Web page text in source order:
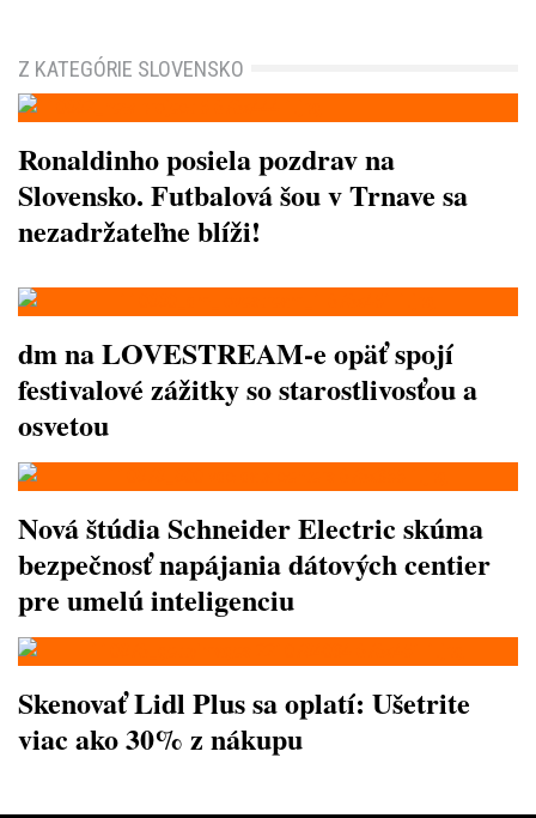
Z KATEGÓRIE SLOVENSKO
Ronaldinho posiela pozdrav na
Slovensko. Futbalová šou v Trnave sa
nezadržateľne blíži!
dm na LOVESTREAM-e opäť spojí
festivalové zážitky so starostlivosťou a
osvetou
Nová štúdia Schneider Electric skúma
bezpečnosť napájania dátových centier
pre umelú inteligenciu
Skenovať Lidl Plus sa oplatí: Ušetrite
viac ako 30% z nákupu